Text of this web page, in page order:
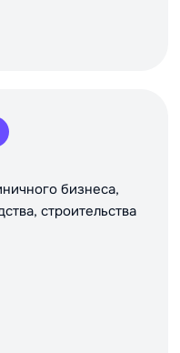
бизнеса,
строительства